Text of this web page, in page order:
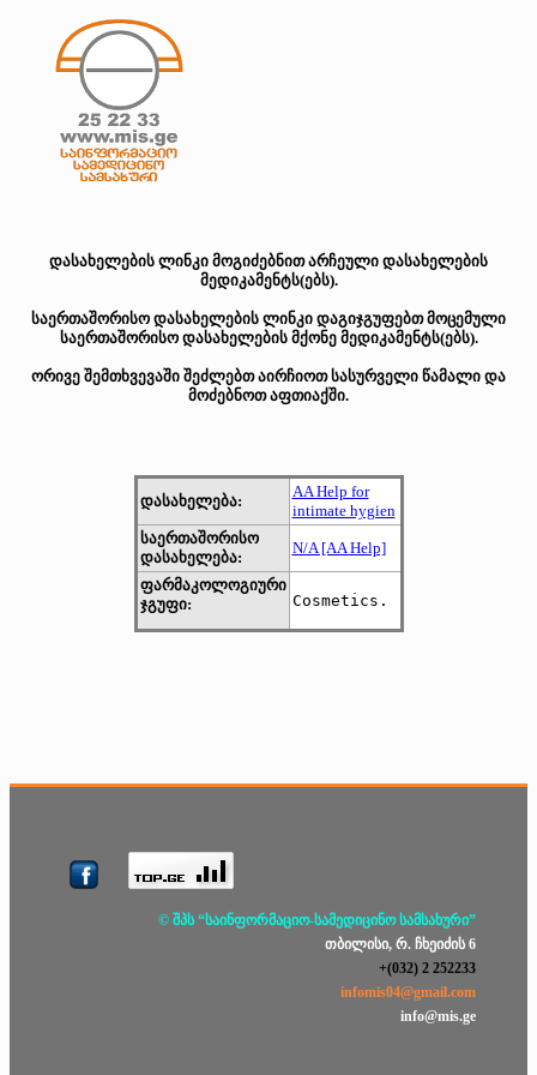
დასახელების ლინკი მოგიძებნით არჩეული დასახელების
მედიკამენტს(ებს).
საერთაშორისო დასახელების ლინკი დაგიჯგუფებთ მოცემული
საერთაშორისო დასახელების მქონე მედიკამენტს(ებს).
ორივე შემთხვევაში შეძლებთ აირჩიოთ სასურველი წამალი და
მოძებნოთ აფთიაქში.
დასახელება:
AA Help for
intimate hygien
საერთაშორისო
დასახელება:
N/A [AA Help]
ფარმაკოლოგიური
ჯგუფი:
Cosmetics.
© შპს “საინფორმაციო-სამედიცინო სამსახური”
თბილისი, რ. ჩხეიძის 6
+(032) 2 252233
infomis04@gmail.com
info@mis.ge